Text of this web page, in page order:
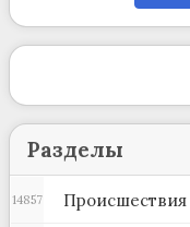
Разделы
Происшествия
14857